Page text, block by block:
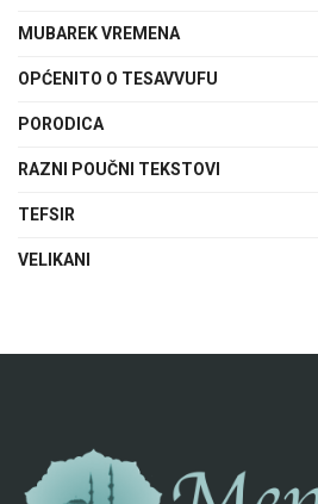
MUBAREK VREMENA
OPĆENITO O TESAVVUFU
PORODICA
RAZNI POUČNI TEKSTOVI
TEFSIR
VELIKANI